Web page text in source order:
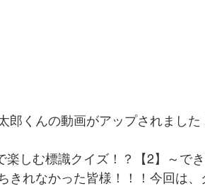
郎くんの動画がアップされました
楽しむ標識クイズ！？【2】～で
きれなかった皆様！！！今回は、